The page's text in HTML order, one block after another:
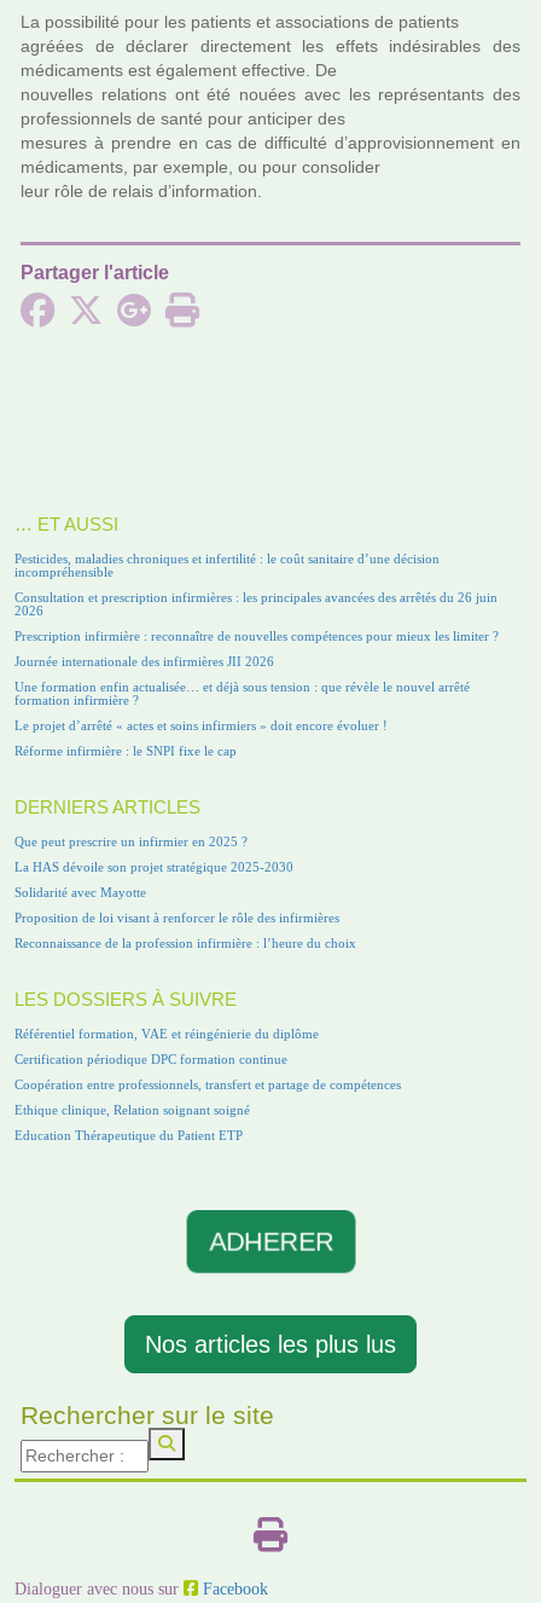
La pos­si­bi­lité pour les patients et asso­cia­tions de patients
agréées de décla­rer direc­te­ment les effets indé­si­ra­bles des
médi­ca­ments est également effec­tive. De
nou­vel­les rela­tions ont été nouées avec les repré­sen­tants des
pro­fes­sion­nels de santé pour anti­ci­per des
mesu­res à pren­dre en cas de dif­fi­culté d’appro­vi­sion­ne­ment en
médi­ca­ments, par exem­ple, ou pour conso­li­der
leur rôle de relais d’infor­ma­tion.
Partager l'article
… ET AUSSI
Pesticides, maladies chroniques et infertilité : le coût sanitaire d’une décision
incompréhensible
Consultation et prescription infirmières : les principales avancées des arrêtés du 26 juin
2026
Prescription infirmière : reconnaître de nouvelles compétences pour mieux les limiter ?
Journée internationale des infirmières JII 2026
Une formation enfin actualisée… et déjà sous tension : que révèle le nouvel arrêté
formation infirmière ?
Le projet d’arrêté « actes et soins infirmiers » doit encore évoluer !
Réforme infirmière : le SNPI fixe le cap
DERNIERS ARTICLES
Que peut prescrire un infirmier en 2025 ?
La HAS dévoile son projet stratégique 2025-2030
Solidarité avec Mayotte
Proposition de loi visant à renforcer le rôle des infirmières
Reconnaissance de la profession infirmière : l’heure du choix
LES DOSSIERS À SUIVRE
Référentiel formation, VAE et réingénierie du diplôme
Certification périodique DPC formation continue
Coopération entre professionnels, transfert et partage de compétences
Ethique clinique, Relation soignant soigné
Education Thérapeutique du Patient ETP
ADHERER
Nos articles les plus lus
Rechercher sur le site
Dialoguer avec nous sur
Facebook